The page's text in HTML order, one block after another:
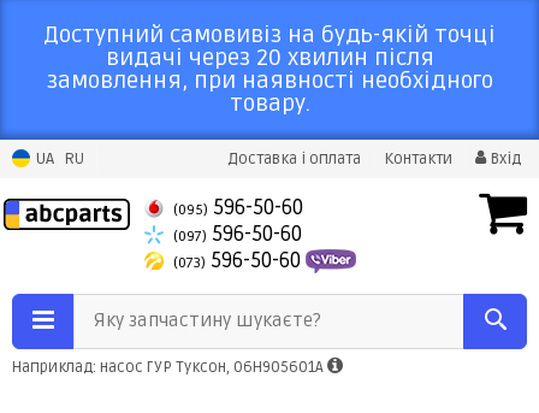
Доступний самовивіз на будь-якій точці
видачі через 20 хвилин після
замовлення, при наявності необхідного
товару.
UA RU Доставка і оплата Контакти Вхід
(095) 596-50-60
(097) 596-50-60
(073) 596-50-60
Яку запчастину шукаєте?
Наприклад: насос ГУР Туксон, 06H905601A